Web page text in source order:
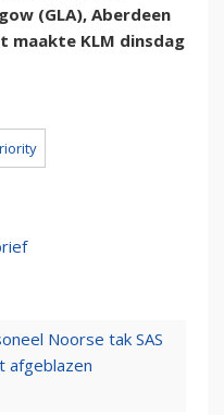
(GLA), Aberdeen
maakte KLM dinsdag
Noorse tak SAS
afgeblazen